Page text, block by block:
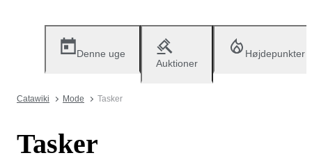
Denne uge
Auktioner
Højdepunkter
Catawiki Mode Tasker
Tasker